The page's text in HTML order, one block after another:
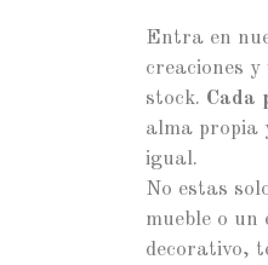
Entra en
creaciones
stock. Cada
alma propia
igual.
No estas
mueble o un
decorativo,